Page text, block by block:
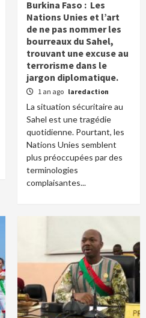
Burkina Faso : Les
Nations Unies et l’art
de ne pas nommer les
bourreaux du Sahel,
trouvant une excuse au
terrorisme dans le
jargon diplomatique.
1 an ago laredaction
La situation sécuritaire au
Sahel est une tragédie
quotidienne. Pourtant, les
Nations Unies semblent
plus préoccupées par des
terminologies
complaisantes...